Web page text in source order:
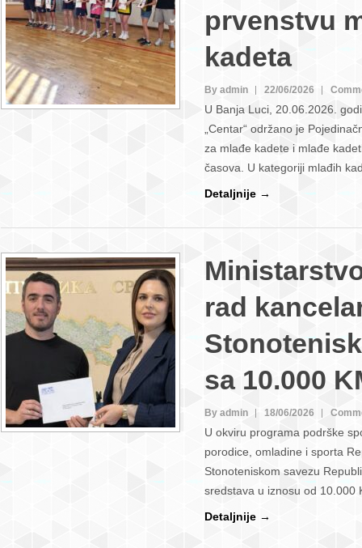
prvenstvu
kadeta
By admin 22/06/2026
U Banja Luci, 20.06.2026.
„Centar“ održano je
za mlađe kadete i mlađe
časova. U kategoriji mlađih
Detaljnije →
rad
sa 10.000
By admin 18/06/2026
U okviru programa podrške
porodice, omladine i sporta
Stonoteniskom savezu
sredstava u iznosu od
Detaljnije →